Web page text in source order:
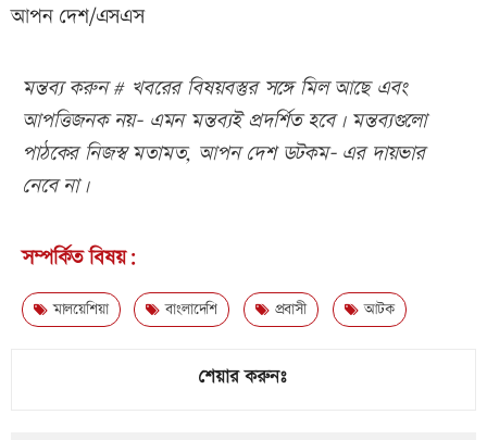
আপন দেশ/এসএস
মন্তব্য করুন # খবরের বিষয়বস্তুর সঙ্গে মিল আছে এবং
আপত্তিজনক নয়- এমন মন্তব্যই প্রদর্শিত হবে। মন্তব্যগুলো
পাঠকের নিজস্ব মতামত, আপন দেশ ডটকম- এর দায়ভার
নেবে না।
সম্পর্কিত বিষয়:
মালয়েশিয়া বাংলাদেশি প্রবাসী আটক
শেয়ার করুনঃ